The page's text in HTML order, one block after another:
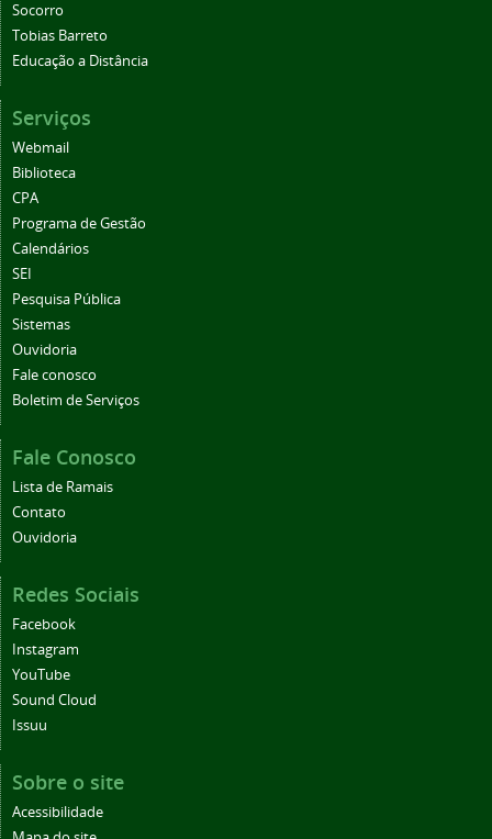
Socorro
Tobias Barreto
Educação a Distância
Serviços
Webmail
Biblioteca
CPA
Programa de Gestão
Calendários
SEI
Pesquisa Pública
Sistemas
Ouvidoria
Fale conosco
Boletim de Serviços
Fale Conosco
Lista de Ramais
Contato
Ouvidoria
Redes Sociais
Facebook
Instagram
YouTube
Sound Cloud
Issuu
Sobre o site
Acessibilidade